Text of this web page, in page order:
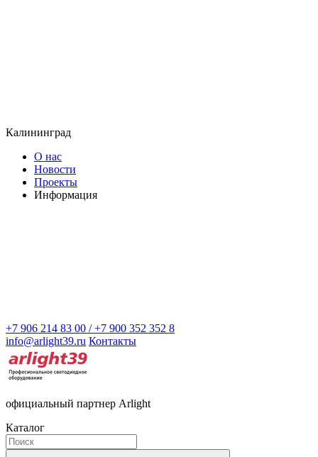
Калининград
О нас
Новости
Проекты
Информация
+7 906 214 83 00 / +7 900 352 352 8
info@arlight39.ru Контакты
официальный партнер Arlight
Каталог